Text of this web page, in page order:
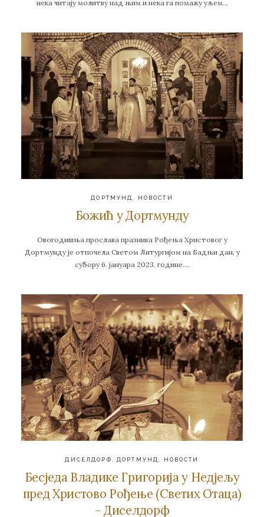
нека читају молитву над њим и нека га помажу уљем…
ДОРТМУНД НОВОСТИ
Божић у Дортмунду
Овогодишња прослава празника Рођења Христовог у
Дортмунду је отпочела Светом Литургијом на Бадњи дан, у
субору 6. јануара 2023. године….
ДИСЕЛДОРФ ,ДОРТМУНД НОВОСТИ
Бесједа Владике Григорија у Недјељу
пред Христово Рођење (Светих Отаца)
– Диселдорф